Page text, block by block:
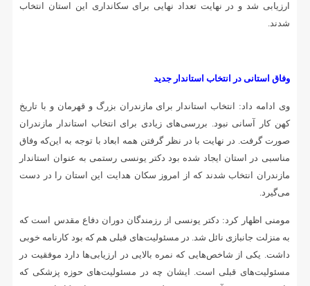
ارزیابی شد و در نهایت تعداد نهایی برای سکانداری این استان انتخاب
شدند.
وفاق استانی در انتخاب استاندار جدید
وی ادامه داد: انتخاب استاندار برای مازندران بزرگ و قهرمان و با تاریخ
کهن کار آسانی نبود. بررسی‌های زیادی برای انتخاب استاندار مازندران
صورت گرفت. در نهایت با در نظر گرفتن همه ابعاد با توجه به این‌که وفاق
مناسبی در استان ایجاد شده بود دکتر یونسی رستمی به عنوان استاندار
مازندران انتخاب شدند که از امروز سکان هدایت این استان را در دست
می‌گیرد.
مومنی اظهار کرد: دکتر یونسی از رزمندگان دوران دفاع مقدس است که
به منزلت جانبازی نائل شد. در مسئولیت‌های قبلی هم که بود کارنامه خوبی
داشت. یکی از شاخص‌هایی که نمره بالایی در ارزیابی‌ها دارد موفقیت در
مسئولیت‌های قبلی است. ایشان چه در مسئولیت‌های حوزه پزشکی که